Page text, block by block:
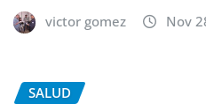
victor gomez Nov
SALUD